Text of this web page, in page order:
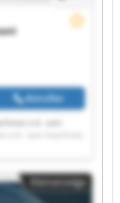
Anrufen
e.K. soni
machines e.K. soni
machines e.K. soni
e.K. soni machines
e.K. soni
Kleinanzeige